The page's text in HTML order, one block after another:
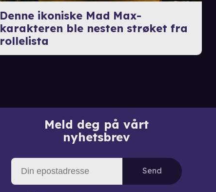
Denne ikoniske Mad Max-
karakteren ble nesten strøket fra
rollelista
Meld deg på vårt
nyhetsbrev
Send